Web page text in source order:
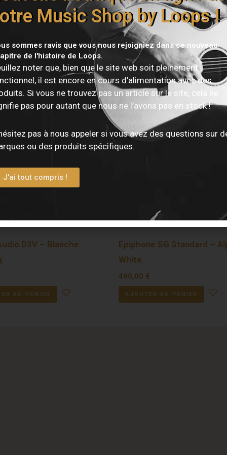
D3V – Blanche
AU PANIER
Epiphone SG Standard –
White
490,00 €
AJOUTER AU PANIER
Music Shop by Loops !
sommes ravis que vous nous rejoigniez dans ce nouveau
de l'histoire de Loops.
noter que, bien que le site web soit pleinement
il est encore en cours d’alimentation avec des
Si vous ne trouvez pas un article sur le site, cela ne
pas pour autant que nous ne l’avons pas en stock !
pas à nous appeler si vous avez des questions sur
ou des produits spécifiques.
J'ai tout compris !